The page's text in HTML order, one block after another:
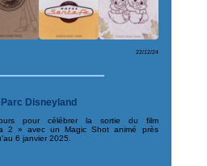
22/12/24
Parc Disneyland
pour célébrer la sortie du film
2 » avec un Magic Shot animé près
6 janvier 2025.